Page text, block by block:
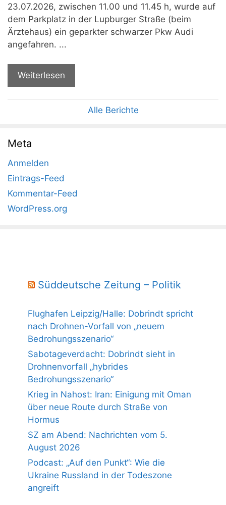
23.07.2026, zwischen 11.00 und 11.45 h, wurde auf
dem Parkplatz in der Lupburger Straße (beim
Ärztehaus) ein geparkter schwarzer Pkw Audi
angefahren. ...
Weiterlesen
Alle Berichte
Meta
Anmelden
Eintrags-Feed
Kommentar-Feed
WordPress.org
Süddeutsche Zeitung – Politik
Flughafen Leipzig/Halle: Dobrindt spricht
nach Drohnen-Vorfall von „neuem
Bedrohungsszenario“
Sabotageverdacht: Dobrindt sieht in
Drohnenvorfall „hybrides
Bedrohungsszenario“
Krieg in Nahost: Iran: Einigung mit Oman
über neue Route durch Straße von
Hormus
SZ am Abend: Nachrichten vom 5.
August 2026
Podcast: „Auf den Punkt“: Wie die
Ukraine Russland in der Todeszone
angreift